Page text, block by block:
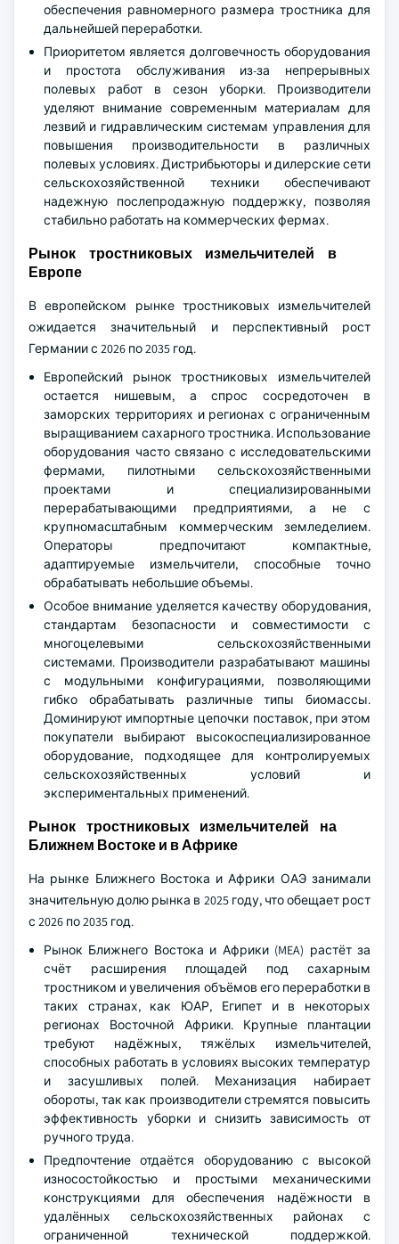
обеспечения равномерного размера тростника для
дальнейшей переработки.
Приоритетом является долговечность оборудования
и простота обслуживания из-за непрерывных
полевых работ в сезон уборки. Производители
уделяют внимание современным материалам для
лезвий и гидравлическим системам управления для
повышения производительности в различных
полевых условиях. Дистрибьюторы и дилерские сети
сельскохозяйственной техники обеспечивают
надежную послепродажную поддержку, позволяя
стабильно работать на коммерческих фермах.
Рынок тростниковых измельчителей в
Европе
В европейском рынке тростниковых измельчителей
ожидается значительный и перспективный рост
Германии с 2026 по 2035 год.
Европейский рынок тростниковых измельчителей
остается нишевым, а спрос сосредоточен в
заморских территориях и регионах с ограниченным
выращиванием сахарного тростника. Использование
оборудования часто связано с исследовательскими
фермами, пилотными сельскохозяйственными
проектами и специализированными
перерабатывающими предприятиями, а не с
крупномасштабным коммерческим земледелием.
Операторы предпочитают компактные,
адаптируемые измельчители, способные точно
обрабатывать небольшие объемы.
Особое внимание уделяется качеству оборудования,
стандартам безопасности и совместимости с
многоцелевыми сельскохозяйственными
системами. Производители разрабатывают машины
с модульными конфигурациями, позволяющими
гибко обрабатывать различные типы биомассы.
Доминируют импортные цепочки поставок, при этом
покупатели выбирают высокоспециализированное
оборудование, подходящее для контролируемых
сельскохозяйственных условий и
экспериментальных применений.
Рынок тростниковых измельчителей на
Ближнем Востоке и в Африке
На рынке Ближнего Востока и Африки ОАЭ занимали
значительную долю рынка в 2025 году, что обещает рост
с 2026 по 2035 год.
Рынок Ближнего Востока и Африки (MEA) растёт за
счёт расширения площадей под сахарным
тростником и увеличения объёмов его переработки в
таких странах, как ЮАР, Египет и в некоторых
регионах Восточной Африки. Крупные плантации
требуют надёжных, тяжёлых измельчителей,
способных работать в условиях высоких температур
и засушливых полей. Механизация набирает
обороты, так как производители стремятся повысить
эффективность уборки и снизить зависимость от
ручного труда.
Предпочтение отдаётся оборудованию с высокой
износостойкостью и простыми механическими
конструкциями для обеспечения надёжности в
удалённых сельскохозяйственных районах с
ограниченной технической поддержкой.